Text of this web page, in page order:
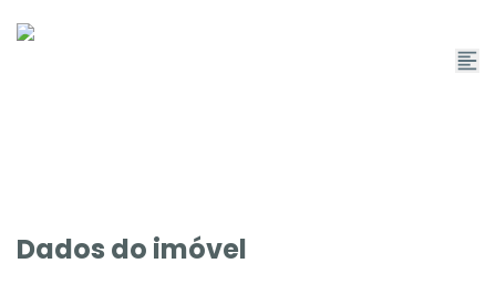
Dados do imóvel